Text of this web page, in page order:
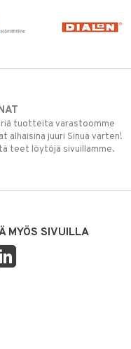
tuotteita varastoomme
alhaisina juuri Sinua varten!
teet löytöjä sivuillamme.
MYÖS SIVUILLA